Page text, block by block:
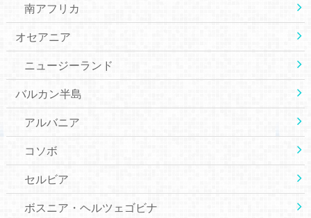
南アフリカ
オセアニア
ニュージーランド
バルカン半島
アルバニア
コソボ
セルビア
ボスニア・ヘルツェゴビナ